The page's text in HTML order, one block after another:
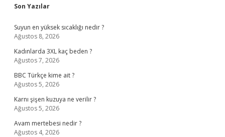
Sidebar
Son Yazılar
Suyun en yüksek sıcaklığı nedir ?
Ağustos 8, 2026
Kadınlarda 3XL kaç beden ?
Ağustos 7, 2026
BBC Türkçe kime ait ?
Ağustos 5, 2026
Karnı şişen kuzuya ne verilir ?
Ağustos 5, 2026
Avam mertebesi nedir ?
Ağustos 4, 2026